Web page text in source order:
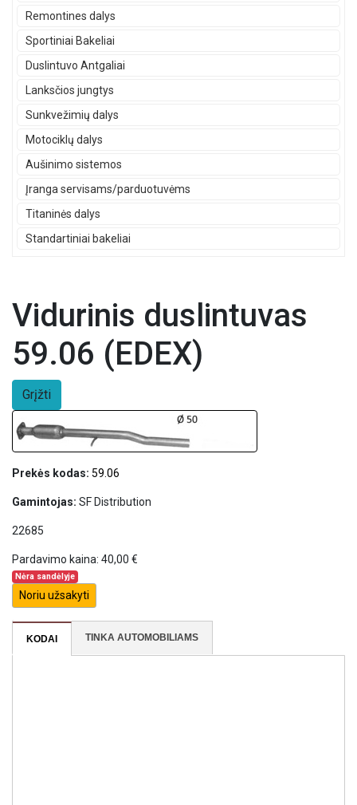
Remontines dalys
Sportiniai Bakeliai
Duslintuvo Antgaliai
Lanksčios jungtys
Sunkvežimių dalys
Motociklų dalys
Aušinimo sistemos
Įranga servisams/parduotuvėms
Titaninės dalys
Standartiniai bakeliai
Vidurinis duslintuvas
59.06 (EDEX)
Grįžti
Prekės kodas: 59.06
Gamintojas: SF Distribution
22685
Pardavimo kaina: 40,00 €
Nėra sandėlyje
Noriu užsakyti
KODAI TINKA AUTOMOBILIAMS